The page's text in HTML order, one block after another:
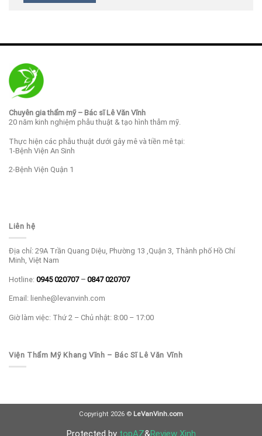
Chuyên gia thẩm mỹ – Bác sĩ Lê Văn Vĩnh
20 năm kinh nghiệm phẫu thuật & tạo hình thẫm mỹ.
Thực hiện các phẫu thuật dưới gây mê và tiền mê tại:
1-Bệnh Viện An Sinh
2-Bệnh Viện Quận 1
Liên hệ
Địa chỉ: 29A Trần Quang Diệu, Phường 13 ,Quận 3, Thành phố Hồ Chí
Minh, Việt Nam
Hotline: 0945 020707– 0847 020707
Email: lienhe@levanvinh.com
Giờ làm việc: Thứ 2 – Chủ nhật: 8:00 – 17:00
Viện Thẩm Mỹ Khang Vĩnh – Bác Sĩ Lê Văn Vĩnh
Copyright 2026 © LeVanVinh.com
Protected by topAZ&Review Xinh